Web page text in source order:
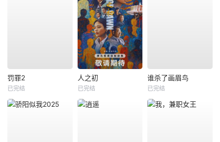
罚罪2
已完结
人之初
已完结
谁杀了画眉鸟
已完结